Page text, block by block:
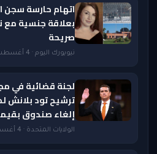
اتهام حارسة سجن
بعلاقة جنسية مع
صريحة
نيويورك اليوم · 4 أغسطس 2026 — 8:20 AM
لجنة قضائية في
ترشيح تود بلانش
إلغاء صندوق بقيمة 1.776 مليار
الولايات المتحدة · 4 أغسطس 2026 — 11:20 AM